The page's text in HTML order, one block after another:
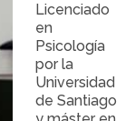
Licenciado
en
Psicología
por la
Universidad
de Santiago